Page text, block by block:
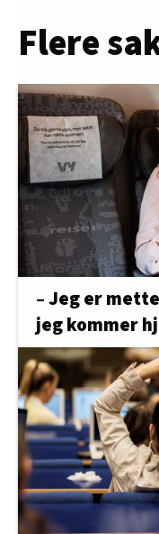
Flere
– Jeg er
jeg kommer